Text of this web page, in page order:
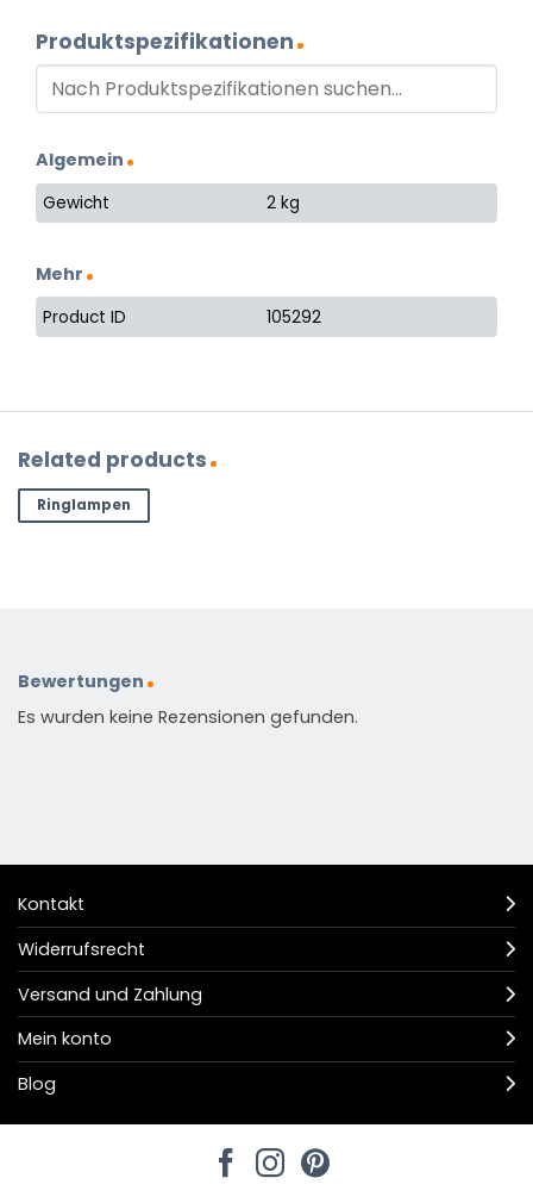
Produktspezifikationen
Algemein
Gewicht 2 kg
Mehr
Product ID 105292
Related products
Ringlampen
Bewertungen
Es wurden keine Rezensionen gefunden.
Kontakt
Widerrufsrecht
Versand und Zahlung
Mein konto
Blog